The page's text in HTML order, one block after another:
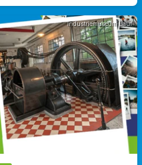
Industriemuseum Lauf